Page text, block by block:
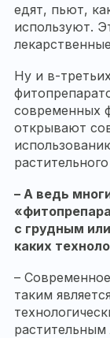
едят, пьют,
используют.
Ну и в-
современных
открывают
– А ведь
с грудным
каких
–
таким